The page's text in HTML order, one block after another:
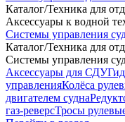
Каталог/Техника для
Аксессуары к водной
Системы управления
Каталог/Техника для
Системы управления
Аксессуары для СДУ
управленияКолёса
двигателем судна
газ-реверсТросы